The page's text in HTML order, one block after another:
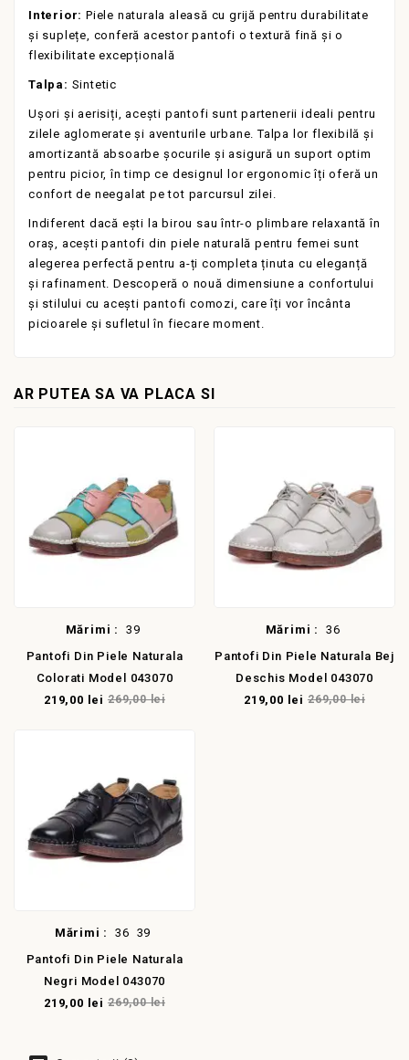
Interior: Piele naturalaaleasă cu grijă pentru durabilitate
și suplețe, conferă acestor pantofi o textură fină și o
flexibilitate excepțională
Talpa: Sintetic
Ușori și aerisiți, acești pantofi sunt partenerii ideali pentru
zilele aglomerate și aventurile urbane. Talpa lor flexibilă și
amortizantă absoarbe șocurile și asigură un suport optim
pentru picior, în timp ce designul lor ergonomic îți oferă un
confort de neegalat pe tot parcursul zilei.
Indiferent dacă ești la birou sau într-o plimbare relaxantă în
oraș, acești pantofi din piele naturală pentru femei sunt
alegerea perfectă pentru a-ți completa ținuta cu eleganță
și rafinament. Descoperă o nouă dimensiune a confortului
și stilului cu acești pantofi comozi, care îți vor încânta
picioarele și sufletul în fiecare moment.
AR PUTEA SA VA PLACA SI
Mărimi :
39
Pantofi Din Piele Naturala
Colorati Model 043070
219,00 lei 269,00 lei
Mărimi :
36
Pantofi Din Piele Naturala Bej
Deschis Model 043070
219,00 lei 269,00 lei
Mărimi : 36 39
Pantofi Din Piele Naturala
Negri Model 043070
219,00 lei 269,00 lei